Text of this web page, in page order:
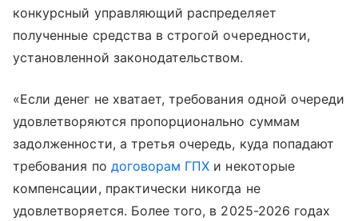
конкурсный управляющий распределяет
полученные средства в строгой очередности,
установленной законодательством.
«Если денег не хватает, требования одной очереди
удовлетворяются пропорционально суммам
задолженности, а третья очередь, куда попадают
требования по договорам ГПХ и некоторые
компенсации, практически никогда не
удовлетворяется. Более того, в 2025-2026 годах